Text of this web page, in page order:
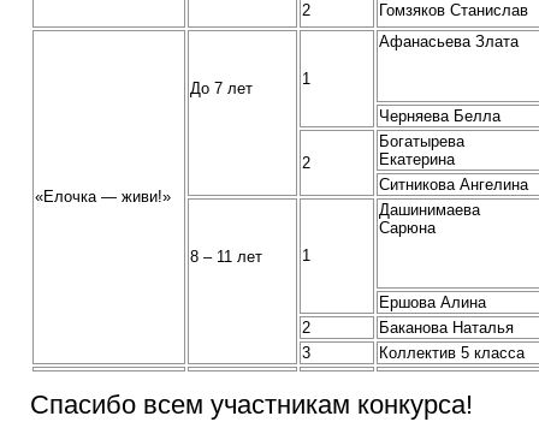
2 Гомзяков Станислав
«Елочка — живи!»
До 7 лет
1
Афанасьева Злата
Черняева Белла
2
Богатырева
Екатерина
Ситникова Ангелина
8 – 11 лет 1
Дашинимаева
Сарюна
Ершова Алина
2
Баканова Наталья
3
Коллектив 5 класса
Спасибо всем участникам конкурса!